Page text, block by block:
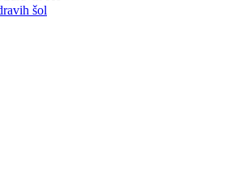
šol